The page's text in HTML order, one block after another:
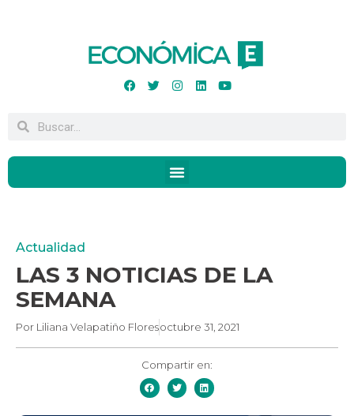
Actualidad
LAS 3 NOTICIAS DE LA
SEMANA
Por Liliana Velapatiño Floresoctubre 31, 2021
Compartir en: